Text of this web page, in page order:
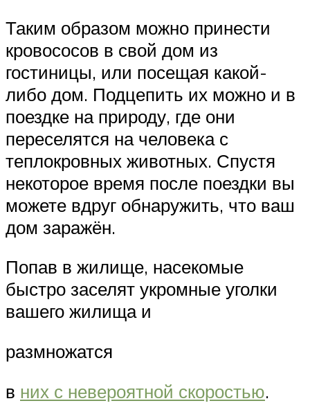
Таким образом можно принести
кровососов в свой дом из
гостиницы, или посещая какой-
либо дом. Подцепить их можно и в
поездке на природу, где они
переселятся на человека с
теплокровных животных. Спустя
некоторое время после поездки вы
можете вдруг обнаружить, что ваш
дом заражён.
Попав в жилище, насекомые
быстро заселят укромные уголки
вашего жилища и
размножатся
в них с невероятной скоростью.